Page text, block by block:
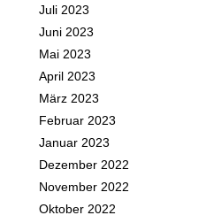
Juli 2023
Juni 2023
Mai 2023
April 2023
März 2023
Februar 2023
Januar 2023
Dezember 2022
November 2022
Oktober 2022